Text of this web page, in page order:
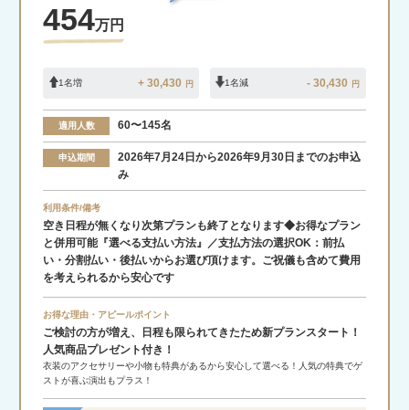
454万円
1名増 + 30,430 円 1名減 - 30,430 円
適用人数 60〜145名
申込期間
2026年7月24日から2026年9月30日までのお申込
み
利用条件/備考
空き日程が無くなり次第プランも終了となります◆お得なプラン
と併用可能『選べる支払い方法』／支払方法の選択OK：前払
い・分割払い・後払いからお選び頂けます。ご祝儀も含めて費用
を考えられるから安心です
お得な理由・アピールポイント
ご検討の方が増え、日程も限られてきたため新プランスタート！
人気商品プレゼント付き！
衣装のアクセサリーや小物も特典があるから安心して選べる！人気の特典でゲ
ストが喜ぶ演出もプラス！